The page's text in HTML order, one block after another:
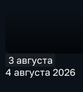
3 августа
4 августа 2026